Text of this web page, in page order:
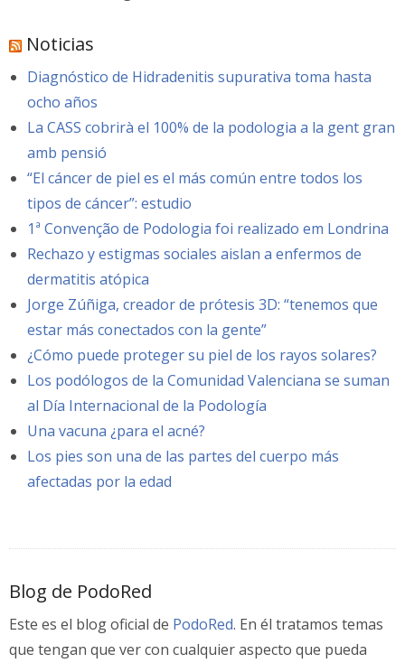
Noticias
Diagnóstico de Hidradenitis supurativa toma hasta
ocho años
La CASS cobrirà el 100% de la podologia a la gent gran
amb pensió
“El cáncer de piel es el más común entre todos los
tipos de cáncer”: estudio
1ª Convenção de Podologia foi realizado em Londrina
Rechazo y estigmas sociales aislan a enfermos de
dermatitis atópica
Jorge Zúñiga, creador de prótesis 3D: “tenemos que
estar más conectados con la gente”
¿Cómo puede proteger su piel de los rayos solares?
Los podólogos de la Comunidad Valenciana se suman
al Día Internacional de la Podología
Una vacuna ¿para el acné?
Los pies son una de las partes del cuerpo más
afectadas por la edad
Blog de PodoRed
Este es el blog oficial de PodoRed. En él tratamos temas
que tengan que ver con cualquier aspecto que pueda